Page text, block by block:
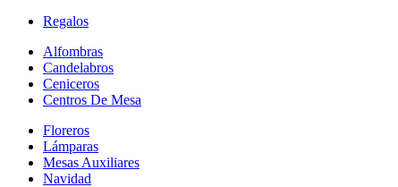
Regalos
Alfombras
Candelabros
Ceniceros
Centros De Mesa
Floreros
Lámparas
Mesas Auxiliares
Navidad